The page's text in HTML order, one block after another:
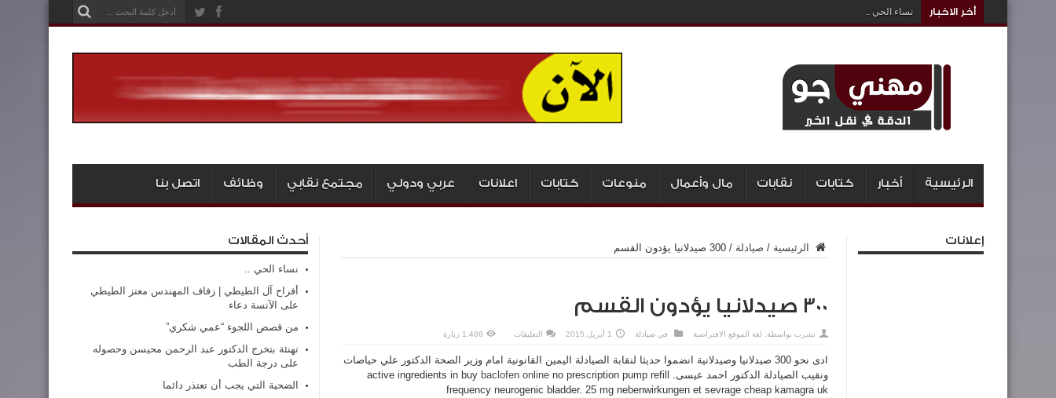
أخر الاخبار نساء الحي ..
الرئيسية أخبار كتابات نقابات مال وأعمال منوعات كتابات اعلانات عربي ودولي مجتمع نقابي وظائف اتصل بنا
الرئيسية / صيادلة / 300 صيدلانيا يؤدون القسم
300 صيدلانيا يؤدون القسم
نشرت بواسطة: لغة الموقع الافتراضية في صيادلة 1 أبريل,2015 التعليقات
يؤدون
القسم
مغلقة
1,488 زيارة
ادى نحو 300 صيدلانيا وصيدلانية انضموا حديثا لنقابة الصيادلة اليمين القانونية امام وزير الصحة الدكتور علي حياصات
ونقيب الصيادلة الدكتور احمد عيسى.
baclofen online no prescription pump refill
frequency neurogenic bladder. 25 mg nebenwirkungen et sevrage cheap kamagra uk
إعلانات أحدث المقالات
نساء الحي ..
أفراح آل الطيطي | زفاف المهندس معتز الطيطي
على الآنسة دعاء
من قصص اللجوء “عمي شكري”
تهنئة بتخرج الدكتور عبد الرحمن محيسن وحصوله
على درجة الطب
الضحية التي يجب أن تعتذر دائما